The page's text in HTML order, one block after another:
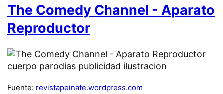
The Comedy Channel - Aparato
Reproductor
Fuente: revistapeinate.wordpress.com